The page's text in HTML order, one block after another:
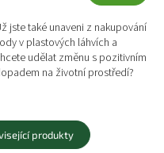
jste také unaveni z nakupování
v plastových láhvích a
udělat změnu s pozitivním
na životní prostředí?
produkty